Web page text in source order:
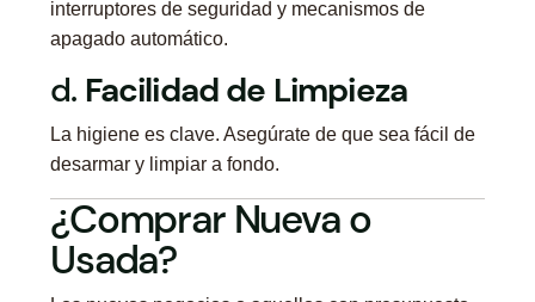
interruptores de seguridad y mecanismos de
apagado automático.
d. Facilidad de Limpieza
La higiene es clave. Asegúrate de que sea fácil de
desarmar y limpiar a fondo.
¿Comprar Nueva o
Usada?